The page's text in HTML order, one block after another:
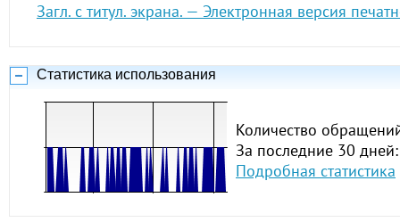
Загл. с титул. экрана. — Электронная версия
Статистика использования
Количество
За последние 30
Подробная статистика